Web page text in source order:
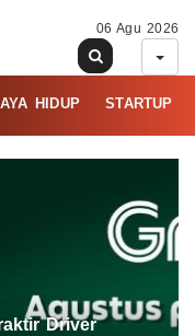
06 Agu 2026
HIDUP STARTUP
Driver